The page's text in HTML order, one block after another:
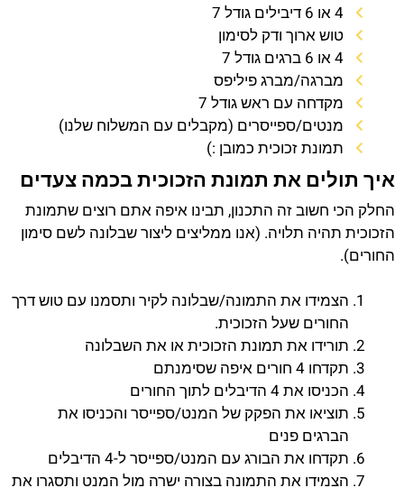
4 או 6 דיבילים גודל 7
טוש ארוך ודק לסימון
4 או 6 ברגים גודל 7
מברגה/מברג פיליפס
מקדחה עם ראש גודל 7
מנטים/ספייסרים (מקבלים עם המשלוח שלנו)
תמונת זכוכית כמובן :)
איך תולים את תמונת הזכוכית בכמה צעדים
החלק הכי חשוב זה התכנון, תבינו איפה אתם רוצים שתמונת
הזכוכית תהיה תלויה. (אנו ממליצים ליצור שבלונה לשם סימון
החורים).
הצמידו את התמונה/שבלונה לקיר ותסמנו עם טוש דרך
החורים שעל הזכוכית.
תורידו את תמונת הזכוכית או את השבלונה
תקדחו 4 חורים איפה שסימנתם
הכניסו את 4 הדיבלים לתוך החורים
תוציאו את הפקק של המנט/ספייסר והכניסו את
הברגים פנים
תקדחו את הבורג עם המנט/ספייסר ל-4 הדיבלים
הצמידו את התמונה בצורה ישרה מול המנט ותסגרו את